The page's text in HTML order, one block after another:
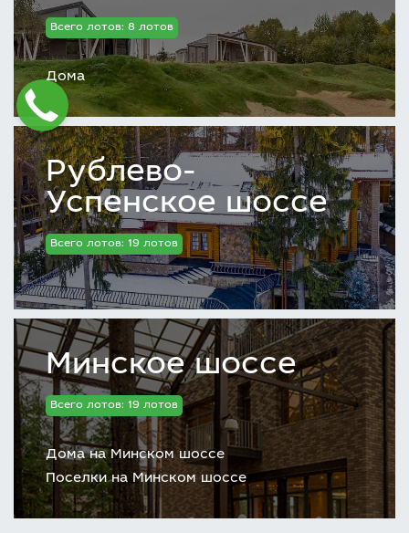
Всего лотов: 8 лотов
Дома
Рублево-
Успенское шоссе
Всего лотов: 19 лотов
Минское шоссе
Всего лотов: 19 лотов
Дома на Минском шоссе
Поселки на Минском шоссе